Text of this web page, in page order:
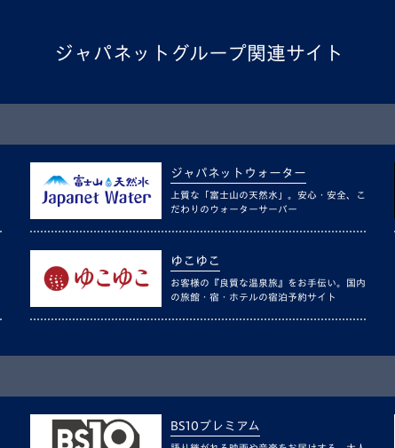
ジャパネットグループ関連サイト
ジャパネットウォーター
上質な「富士山の天然水」。安心・安全、こ
だわりのウォーターサーバー
ゆこゆこ
お客様の『良質な温泉旅』をお手伝い。国内
の旅館・宿・ホテルの宿泊予約サイト
BS10プレミアム